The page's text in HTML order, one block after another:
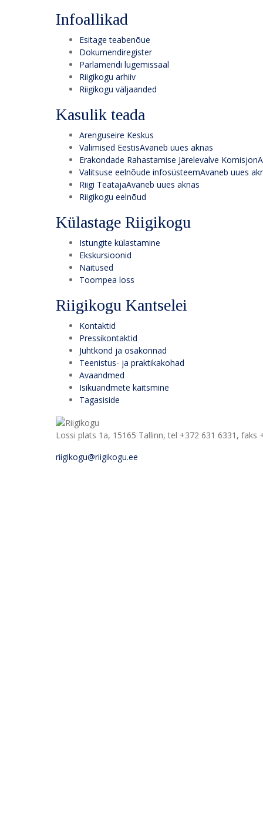
Infoallikad
Esitage teabenõue
Dokumendiregister
Parlamendi lugemissaal
Riigikogu arhiiv
Riigikogu väljaanded
Kasulik teada
Arenguseire Keskus
Valimised EestisAvaneb uues aknas
Erakondade Rahastamise Järelevalve Komisjon
Valitsuse eelnõude infosüsteemAvaneb uues
Riigi TeatajaAvaneb uues aknas
Riigikogu eelnõud
Külastage Riigikogu
Istungite külastamine
Ekskursioonid
Näitused
Toompea loss
Riigikogu Kantselei
Kontaktid
Pressikontaktid
Juhtkond ja osakonnad
Teenistus- ja praktikakohad
Avaandmed
Isikuandmete kaitsmine
Tagasiside
Lossi plats 1a, 15165 Tallinn, tel +372 631 6331, faks
riigikogu@riigikogu.ee